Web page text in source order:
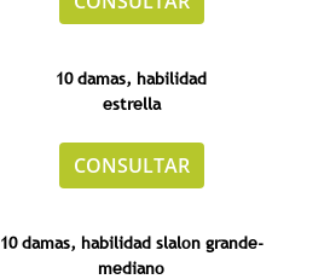
10 damas, habilidad
estrella
CONSULTAR
10 damas, habilidad slalon grande-
mediano